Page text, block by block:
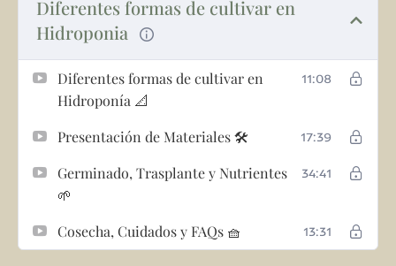
Diferentes formas de cultivar en
Hidroponia
Diferentes formas de cultivar en
Hidroponía 📐
11:08
Presentación de Materiales 🛠️ 17:39
Germinado, Trasplante y Nutrientes
🌱
34:41
Cosecha, Cuidados y FAQs 🧺 13:31